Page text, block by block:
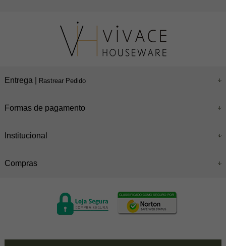
Entrega | Rastrear Pedido
Formas de pagamento
Institucional
Compras